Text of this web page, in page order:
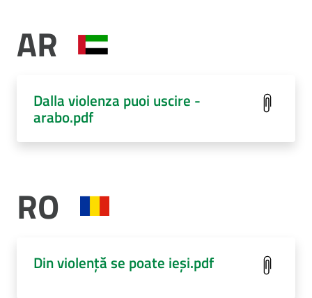
AR
Dalla violenza puoi uscire -
arabo.pdf
RO
Din violenţă se poate ieşi.pdf